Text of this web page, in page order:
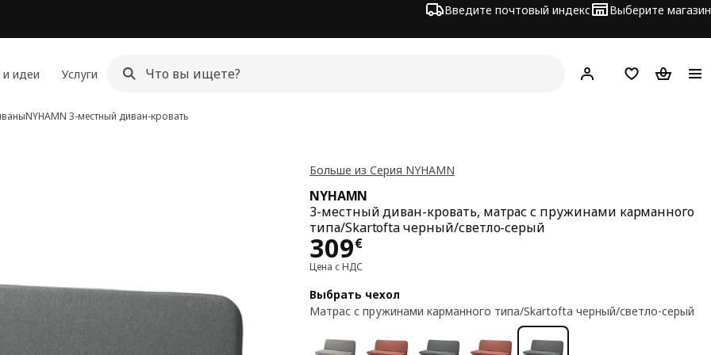
Введите почтовый индекс Выберите магазин
идеи Услуги Hej! ВойтиСписокКорзина
NYHAMN 3-местный диван-кровать
Больше из Серия NYHAMN
NYHAMN
3-местный диван-кровать, матрас с пружинами карманного
типа/Skartofta черный/светло-серый
309€
Цена 309€
Цена с НДС
Выбрать чехол
Матрас с пружинами карманного типа/Skartofta черный/светло-серый